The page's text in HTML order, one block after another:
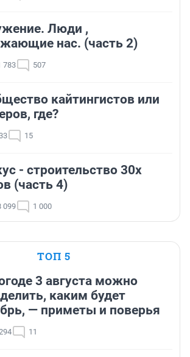
Люди ,
нас. (часть 2)
783 507
кайтингистов или
где?
15
- строительство 30х
(часть 4)
099 1 000
ТОП 5
3 августа можно
каким будет
— приметы и поверья
11